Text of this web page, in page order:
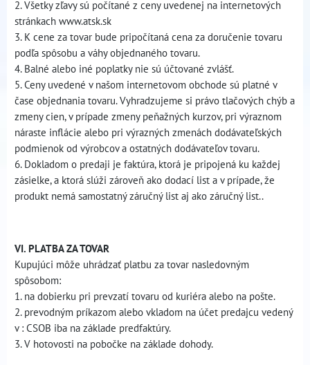
2. Všetky zľavy sú počítané z ceny uvedenej na internetových
stránkach www.atsk.sk
3. K cene za tovar bude pripočítaná cena za doručenie tovaru
podľa spôsobu a váhy objednaného tovaru.
4. Balné alebo iné poplatky nie sú účtované zvlášť.
5. Ceny uvedené v našom internetovom obchode sú platné v
čase objednania tovaru. Vyhradzujeme si právo tlačových chýb a
zmeny cien, v prípade zmeny peňažných kurzov, pri výraznom
náraste inflácie alebo pri výrazných zmenách dodávateľských
podmienok od výrobcov a ostatných dodávateľov tovaru.
6. Dokladom o predaji je faktúra, ktorá je pripojená ku každej
zásielke, a ktorá slúži zároveň ako dodací list a v prípade, že
produkt nemá samostatný záručný list aj ako záručný list..
VI. PLATBA ZA TOVAR
Kupujúci môže uhrádzať platbu za tovar nasledovným
spôsobom:
1. na dobierku pri prevzatí tovaru od kuriéra alebo na pošte.
2. prevodným príkazom alebo vkladom na účet predajcu vedený
v : CSOB iba na základe predfaktúry.
3. V hotovosti na pobočke na základe dohody.